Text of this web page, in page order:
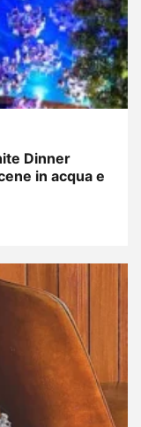
Dinner
in acqua e